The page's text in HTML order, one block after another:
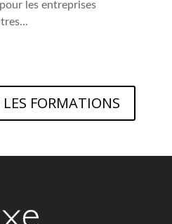
les entreprises
FORMATIONS